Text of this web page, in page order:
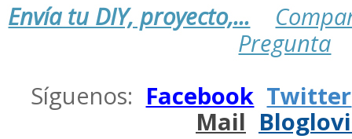
Envía tu DIY, proyecto,...
Pregunta
Síguenos: Facebook Twitter
Mail